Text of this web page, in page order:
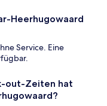
Heerhugowaard
Service. Eine
out-Zeiten hat